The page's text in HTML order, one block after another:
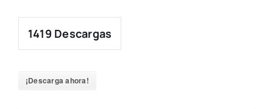
1419 Descargas
¡Descarga ahora!